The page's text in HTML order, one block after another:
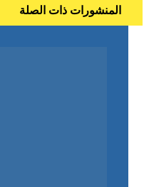
المنشورات ذات الصلة